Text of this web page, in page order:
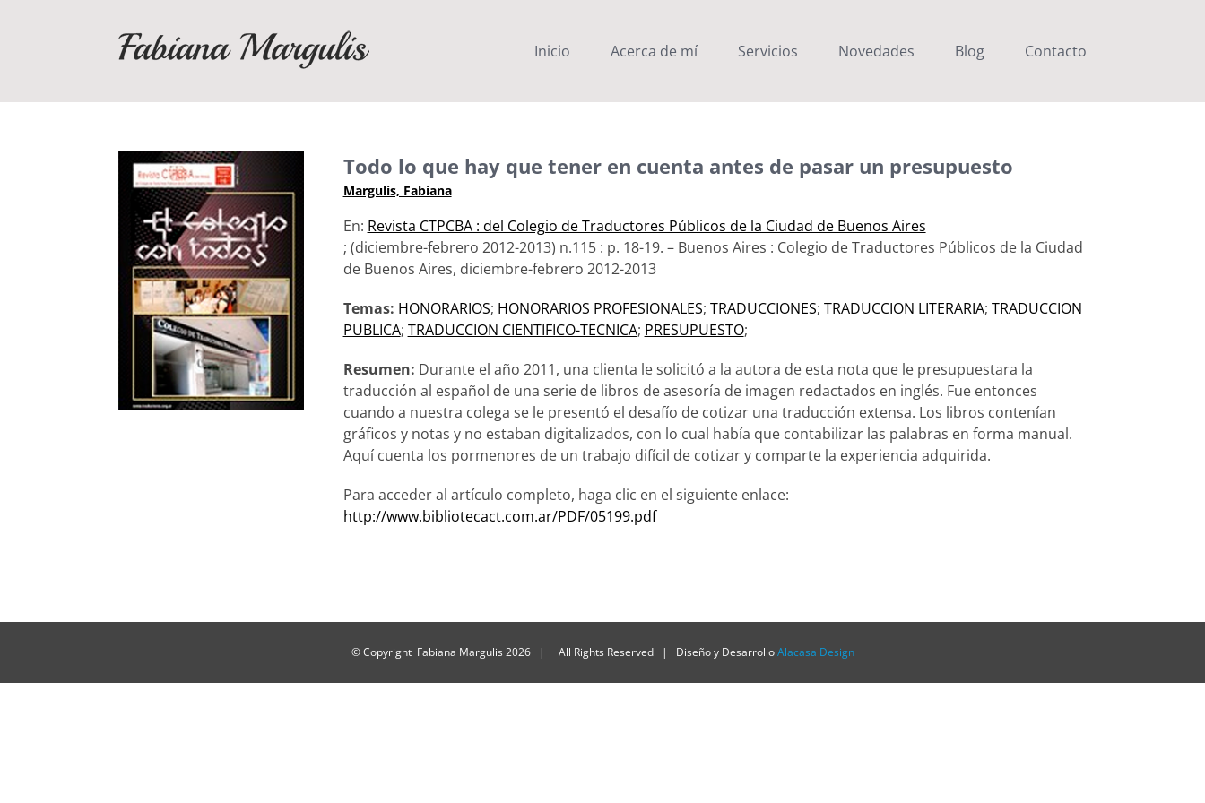
Inicio Acerca de mí Servicios Novedades Blog Contacto
Todo lo que hay que tener en cuenta antes de pasar un presupuesto
Margulis, Fabiana
En: Revista CTPCBA : del Colegio de Traductores Públicos de la Ciudad de Buenos Aires
; (diciembre-febrero 2012-2013) n.115 : p. 18-19. – Buenos Aires : Colegio de Traductores Públicos de la Ciudad
de Buenos Aires, diciembre-febrero 2012-2013
Temas: HONORARIOS; HONORARIOS PROFESIONALES; TRADUCCIONES; TRADUCCION LITERARIA; TRADUCCION
PUBLICA; TRADUCCION CIENTIFICO-TECNICA; PRESUPUESTO;
Resumen: Durante el año 2011, una clienta le solicitó a la autora de esta nota que le presupuestara la
traducción al español de una serie de libros de asesoría de imagen redactados en inglés. Fue entonces
cuando a nuestra colega se le presentó el desafío de cotizar una traducción extensa. Los libros contenían
gráficos y notas y no estaban digitalizados, con lo cual había que contabilizar las palabras en forma manual.
Aquí cuenta los pormenores de un trabajo difícil de cotizar y comparte la experiencia adquirida.
Para acceder al artículo completo, haga clic en el siguiente enlace:
http://www.bibliotecact.com.ar/PDF/05199.pdf
© Copyright Fabiana Margulis 2026 | All Rights Reserved | Diseño y DesarrolloAlacasa Design